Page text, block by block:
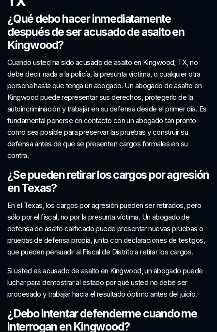
¿Qué debo hacer inmediatamente
después de ser acusado de asalto en
Kingwood?
Cuando usted ha sido acusado de asalto en Kingwood, TX, no
debe decir nada a la policía, la presunta víctima, o cualquier otra
persona hasta que tenga un abogado. Un abogado de asalto en
Kingwood puede representar sus derechos, protegerlo de la
autoincriminación y trabajar en su defensa desde el primer día. Es
fundamental ponerse en contacto con un abogado tan pronto
como sea posible para preservar las pruebas y construir su
defensa antes de que se presenten cargos formales en su
contra.
¿Se pueden retirar los cargos por agresión
en Texas?
En el Texas, los cargos por agresión pueden ser retirados, pero
sólo por el fiscal, no por la presunta víctima. Un abogado de
defensa de asalto calificado puede presentar nuevas pruebas o
pruebas de defensa propia, junto con declaraciones de testigos,
que pueden persuadir al Fiscal de Distrito a retirar los cargos.
Si usted es acusado de asalto en Kingwood, un abogado puede
luchar para demostrar al estado por qué usted no debe ser
procesado y trabajar hacia el resultado óptimo antes del juicio.
¿Debo intentar defenderme cuando me
interrogan en Kingwood?